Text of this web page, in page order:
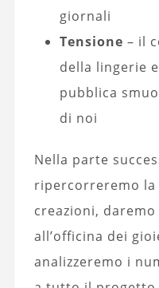
giornali
Tensione – il
della lingerie
pubblica
di noi
Nella parte
ripercorreremo la
creazioni,
all’officina dei
analizzeremo i